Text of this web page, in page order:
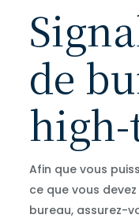
de
Afin que vous
ce que vous
bureau, assurez-